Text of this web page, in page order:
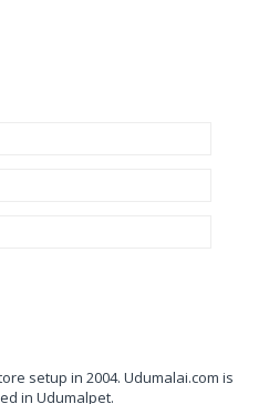
setup in 2004. Udumalai.com is
in Udumalpet.